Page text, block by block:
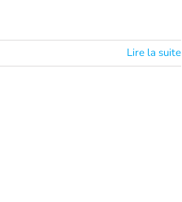
Lire la suite